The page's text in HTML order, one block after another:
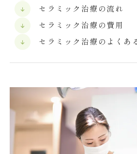
セラミック治療の流れ
セラミック治療の費用
セラミック治療のよくあ